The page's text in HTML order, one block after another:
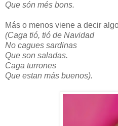
Que són més bons.
Más o menos viene a decir
(Caga tió, tió de Navidad
No cagues sardinas
Que son saladas.
Caga turrones
Que estan más buenos).